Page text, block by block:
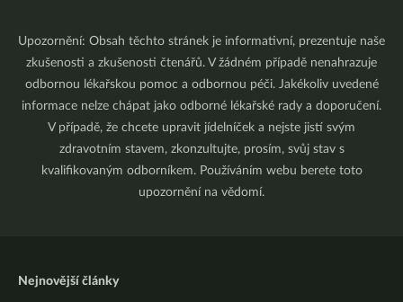
Upozornění: Obsah těchto stránek je informativní, prezentuje naše
zkušenosti a zkušenosti čtenářů. V žádném případě nenahrazuje
odbornou lékařskou pomoc a odbornou péči. Jakékoliv uvedené
informace nelze chápat jako odborné lékařské rady a doporučení.
V případě, že chcete upravit jídelníček a nejste jistí svým
zdravotním stavem, zkonzultujte, prosím, svůj stav s
kvalifikovaným odborníkem. Používáním webu berete toto
upozornění na vědomí.
Nejnovější články